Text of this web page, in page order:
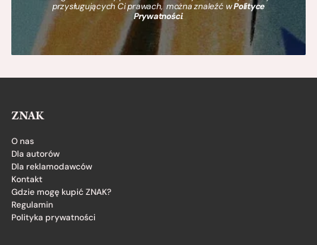
przysługujących Ci prawach, można znaleźć wPolityce
Prywatności.
ZNAK
O nas
Dla autorów
Dla reklamodawców
Kontakt
Gdzie mogę kupić ZNAK?
Regulamin
Polityka prywatności